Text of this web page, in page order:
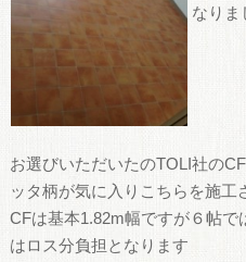
なりま
お選びいただいたのTOLI社の
ッタ柄が気に入りこちらを施工
CFは基本1.82m幅ですが６帖
はロス分負担となります